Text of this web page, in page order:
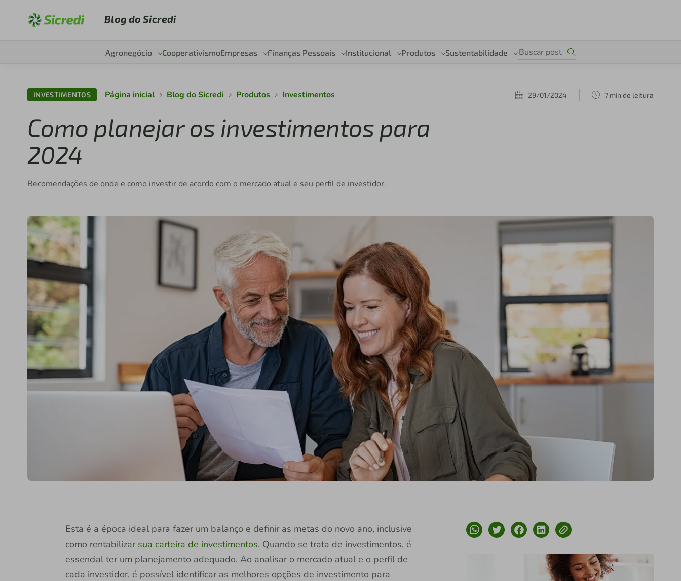
Blog do Sicredi
Agronegócio CooperativismoEmpresas Finanças Pessoais Institucional Produtos Sustentabilidade
INVESTIMENTOS Página inicial Blog do Sicredi Produtos Investimentos 29/01/2024 7 min de leitura
Como planejar os investimentos para
2024
Recomendações de onde e como investir de acordo com o mercado atual e seu perfil de investidor.
Esta é a época ideal para fazer um balanço e definir as metas do novo ano, inclusive
como rentabilizar sua carteira de investimentos. Quando se trata de investimentos, é
essencial ter um planejamento adequado. Ao analisar o mercado atual e o perfil de
cada investidor, é possível identificar as melhores opções de investimento para